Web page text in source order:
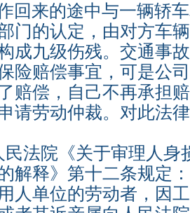
回来的途中与一辆轿
门的认定，由对方车
成九级伤残。交通事
险赔偿事宜，可是公
赔偿，自己不再承担
请劳动仲裁。对此法
法院《关于审理人身
解释》第十二条规定
人单位的劳动者，因